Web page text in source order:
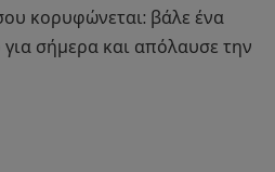
κορυφώνεται: βάλε ένα
σήμερα και απόλαυσε την